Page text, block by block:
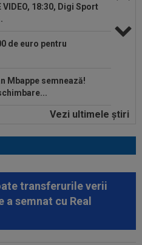
18:30, Digi Sport
de euro pentru
Mbappe semnează!
o clar lui Daniel
așteptată în rochie
a...
Chindia - Metaloglobus
Erico, eliminat!
înaintea returului cu
Vezi ultimele ştiri
transferurile verii
a semnat cu Real